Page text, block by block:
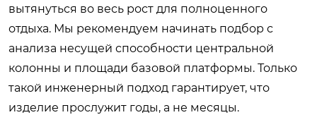
вытянуться во весь рост для полноценного
отдыха. Мы рекомендуем начинать подбор с
анализа несущей способности центральной
колонны и площади базовой платформы. Только
такой инженерный подход гарантирует, что
изделие прослужит годы, а не месяцы.